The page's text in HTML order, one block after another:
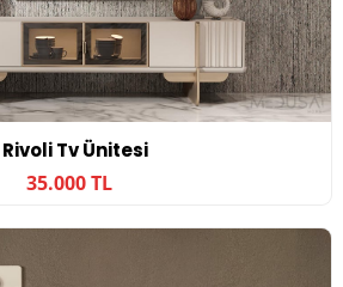
Rivoli Tv Ünitesi
35.000 TL